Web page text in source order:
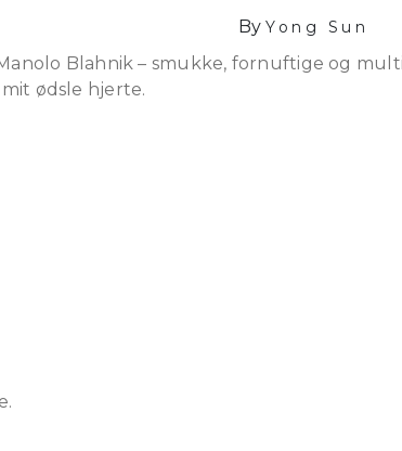
By Yong Sun
Blahnik – smukke, fornuftige og
ødsle hjerte.